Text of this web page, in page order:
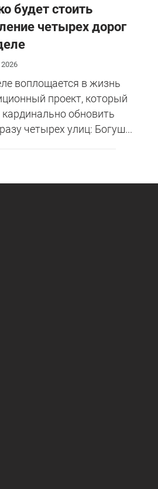
будет стоить
четырех дорог
2026
воплощается в жизнь
проект, который
обновить
четырех улиц: Богуш...